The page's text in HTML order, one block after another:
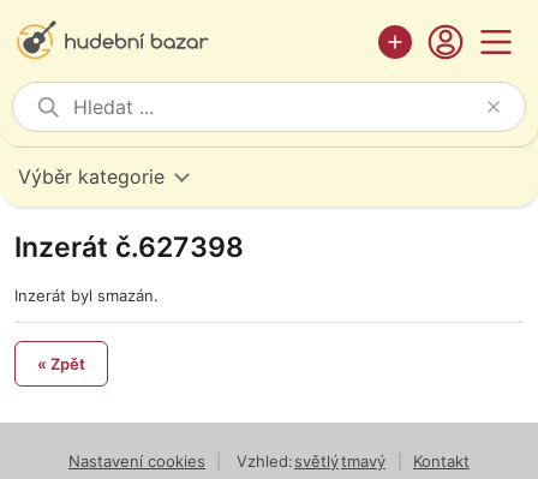
Výběr kategorie
Inzerát č.627398
Inzerát byl smazán.
« Zpět
Nastavení cookies Vzhled:světlýtmavý
Kontakt